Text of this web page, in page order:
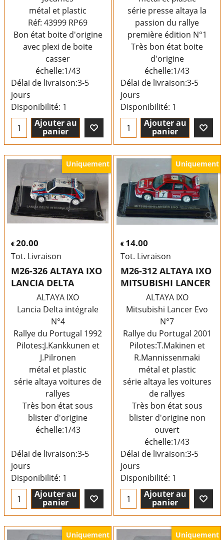
métal et plastic
Réf: 43999 RP69
Bon état boite d'origine
avec plexi de boite
casser
échelle:1/43
Délai de livraison:3-5
jours
Disponibilité: 1
Ajouter au
panier
série presse altaya la
passion du rallye
première édition N°1
Très bon état boite
d'origine
échelle:1/43
Délai de livraison:3-5
jours
Disponibilité: 1
Ajouter au
panier
Uniquement
€20.00
Tot. Livraison
M26-326 ALTAYA IXO
LANCIA DELTA
ALTAYA IXO
Lancia Delta intégrale
N°4
Rallye du Portugal 1992
Pilotes:J.Kankkunen et
J.Pilronen
métal et plastic
série altaya voitures de
rallyes
Très bon état sous
blister d'origine
échelle:1/43
Délai de livraison:3-5
jours
Disponibilité: 1
Ajouter au
panier
Uniquement
€ 14.00
Tot. Livraison
M26-312 ALTAYA IXO
MITSUBISHI LANCER
ALTAYA IXO
Mitsubishi Lancer Evo
N°7
Rallye du Portugal 2001
Pilotes:T.Makinen et
R.Mannissenmaki
métal et plastic
série altaya les voitures
de rallyes
Très bon état sous
blister d'origine non
ouvert
échelle:1/43
Délai de livraison:3-5
jours
Disponibilité: 1
Ajouter au
panier
Uniquement Uniquement